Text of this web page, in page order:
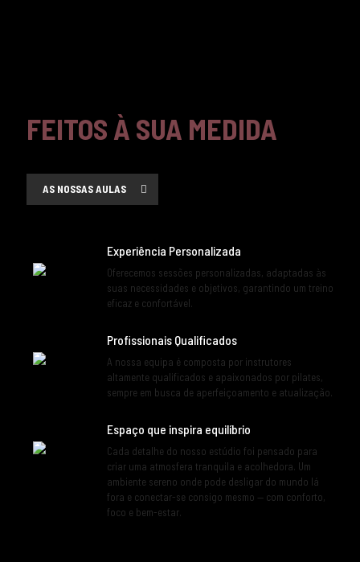
FEITOS À SUA MEDIDA
AS NOSSAS AULAS
Experiência Personalizada
Oferecemos sessões personalizadas, adaptadas às
suas necessidades e objetivos, garantindo um treino
eficaz e confortável.
Profissionais Qualificados
A nossa equipa é composta por instrutores
altamente qualificados e apaixonados por pilates,
sempre em busca de aperfeiçoamento e atualização.
Espaço que inspira equilíbrio
Cada detalhe do nosso estúdio foi pensado para
criar uma atmosfera tranquila e acolhedora. Um
ambiente sereno onde pode desligar do mundo lá
fora e conectar-se consigo mesmo — com conforto,
foco e bem-estar.